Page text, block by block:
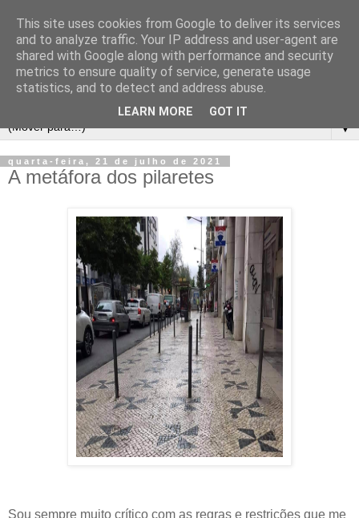
▼
quarta-feira, 21 de julho de 2021
A metáfora dos pilaretes
Sou sempre muito crítico com as regras e restrições que me
This site uses cookies from Google to deliver its services
and to analyze traffic. Your IP address and user-agent are
shared with Google along with performance and security
metrics to ensure quality of service, generate usage
statistics, and to detect and address abuse.
LEARN MORE GOT IT